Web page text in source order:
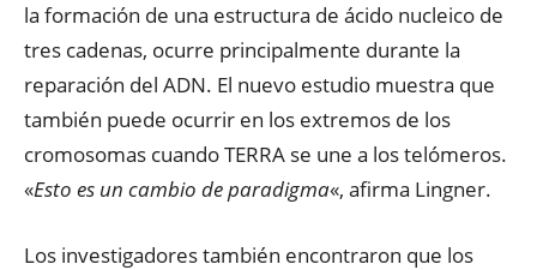
la formación de una estructura de ácido nucleico de
tres cadenas, ocurre principalmente durante la
reparación del ADN. El nuevo estudio muestra que
también puede ocurrir en los extremos de los
cromosomas cuando TERRA se une a los telómeros.
«Esto es un cambio de paradigma«, afirma Lingner.
Los investigadores también encontraron que los